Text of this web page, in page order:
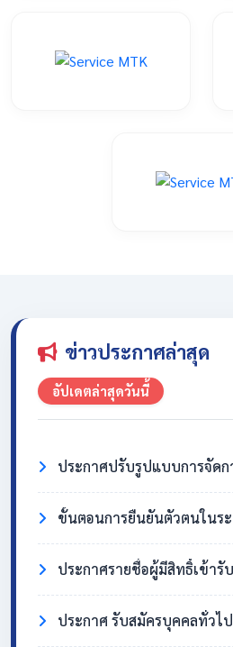
ข่าวประกาศล่าสุด
อัปเดตล่าสุดวันนี้
ประกาศปรับรูปแบบการจัดการเรียนการสอ
ขั้นตอนการยืนยันตัวตนในระบบ NDLP เพื่
ประกาศรายชื่อผู้มีสิทธิ์เข้ารับการคัดเลือกตำแหน่ง
ประกาศ รับสมัครบุคคลทั่วไปเพื่อคัดเลือกเป็นลูกจ้างชั่วคราว